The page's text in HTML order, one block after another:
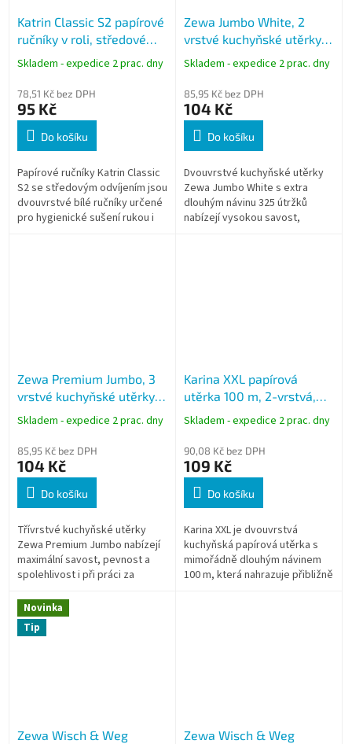
Katrin Classic S2 papírové
ručníky v roli, středové
odvíjení, 2-vrstvé, 60 m,
Skladem - expedice 2 prac. dny
78,51 Kč bez DPH
95 Kč
Do košíku
Papírové ručníky Katrin Classic
S2 se středovým odvíjením jsou
dvouvrstvé bílé ručníky určené
pro hygienické sušení rukou i
Zewa Jumbo White, 2
vrstvé kuchyňské utěrky
nejvyšší kvality, balení 1
role, 325 útržků
Skladem - expedice 2 prac. dny
85,95 Kč bez DPH
104 Kč
Do košíku
Dvouvrstvé kuchyňské utěrky
Zewa Jumbo White s extra
dlouhým návinu 325 útržků
nabízejí vysokou savost,
Zewa Premium Jumbo, 3
vrstvé kuchyňské utěrky
nejvyšší kvality, balení 1
role, 230 útržků
Skladem - expedice 2 prac. dny
85,95 Kč bez DPH
104 Kč
Do košíku
Třívrstvé kuchyňské utěrky
Zewa Premium Jumbo nabízejí
maximální savost, pevnost a
spolehlivost i při práci za
vysokému počtu útržků v jedné
roli...
Karina XXL papírová
utěrka 100 m, 2-vrstvá,
role
Skladem - expedice 2 prac. dny
90,08 Kč bez DPH
109 Kč
Do košíku
Karina XXL je dvouvrstvá
kuchyňská papírová utěrka s
mimořádně dlouhým návinem
100 m, která nahrazuje přibližně
Novinka
Tip
Zewa Wisch & Weg
Zewa Wisch & Weg